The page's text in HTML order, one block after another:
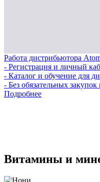
Работа дистрибьютора
- Регистрация и личный
- Каталог и обучение для
- Без обязательных
Подробнее
Витамины и